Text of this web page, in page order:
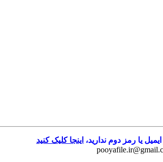
یا رمز دوم ندارید، اینجا کلیک کنید